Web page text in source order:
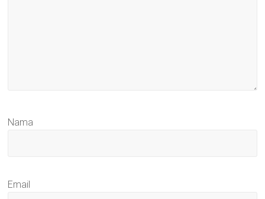
Nama
Email